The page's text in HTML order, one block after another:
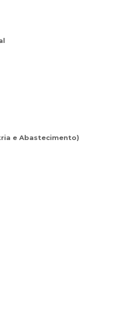
e Abastecimento)